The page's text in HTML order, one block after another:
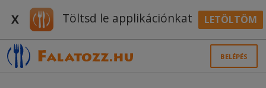
X Töltsd le applikációnkat LETÖLTÖM
BELÉPÉS